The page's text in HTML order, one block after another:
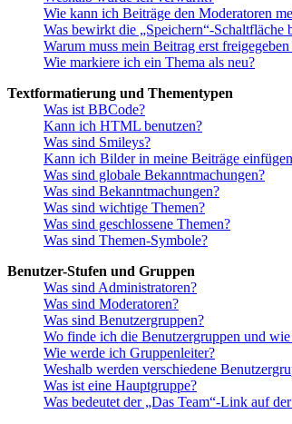
Wie kann ich Beiträge den Moderatoren
Was bewirkt die „Speichern“-Schaltfläche
Warum muss mein Beitrag erst
Wie markiere ich ein Thema als neu?
Textformatierung und Thementypen
Was ist BBCode?
Kann ich HTML benutzen?
Was sind Smileys?
Kann ich Bilder in meine Beiträge
Was sind globale Bekanntmachungen?
Was sind Bekanntmachungen?
Was sind wichtige Themen?
Was sind geschlossene Themen?
Was sind Themen-Symbole?
Benutzer-Stufen und Gruppen
Was sind Administratoren?
Was sind Moderatoren?
Was sind Benutzergruppen?
Wo finde ich die Benutzergruppen und
Wie werde ich Gruppenleiter?
Weshalb werden verschiedene
Was ist eine Hauptgruppe?
Was bedeutet der „Das Team“-Link auf